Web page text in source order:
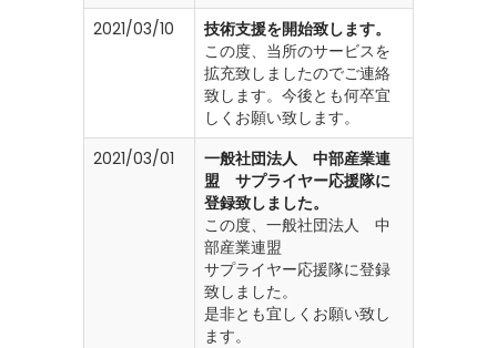
2021/03/10
技術支援を開始致します。
この度、当所のサービスを
拡充致しましたのでご連絡
致します。今後とも何卒宜
しくお願い致します。
2021/03/01
一般社団法人 中部産業連
盟 サプライヤー応援隊に
登録致しました。
この度、一般社団法人 中
部産業連盟
サプライヤー応援隊に登録
致しました。
是非とも宜しくお願い致し
ます。